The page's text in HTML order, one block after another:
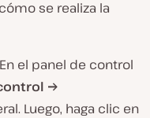
se realiza la
el panel de control
→
Luego, haga clic en